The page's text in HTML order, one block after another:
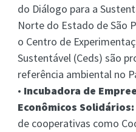
do Diálogo para a
Norte do Estado de São
o Centro de
Sustentável (Ceds) são
referência ambiental no
• Incubadora de
Econômicos Solidários:
de cooperativas como